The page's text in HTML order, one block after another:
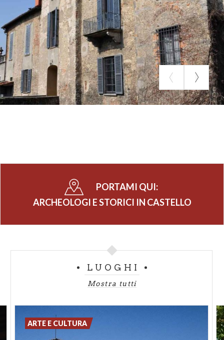
PORTAMI QUI:
ARCHEOLOGI E STORICI IN CASTELLO
LUOGHI
Mostra tutti
ARTE E CULTURA